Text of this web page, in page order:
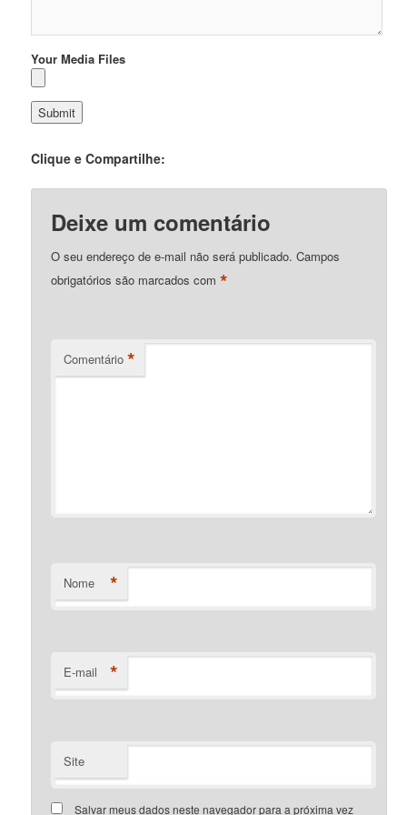
Your Media Files
Clique e Compartilhe:
Deixe um comentário
O seu endereço de e-mail não será publicado. Campos
obrigatórios são marcados com*
Comentário *
Nome *
E-mail *
Site
Salvar meus dados neste navegador para a próxima vez